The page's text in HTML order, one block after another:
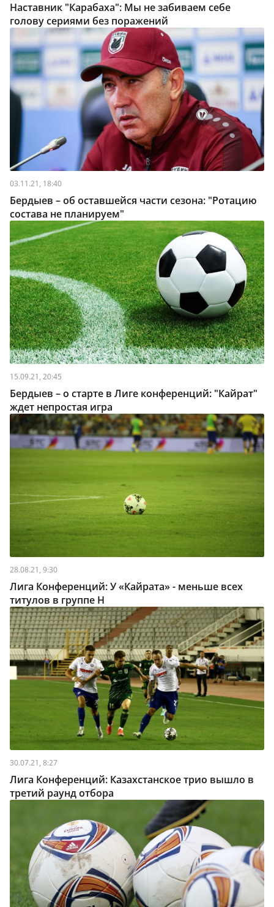
Наставник "Карабаха": Мы не забиваем себе
голову сериями без поражений
03.11.21, 18:40
Бердыев – об оставшейся части сезона: "Ротацию
состава не планируем"
15.09.21, 20:45
Бердыев – о старте в Лиге конференций: "Кайрат"
ждет непростая игра
28.08.21, 9:30
Лига Конференций: У «Кайрата» - меньше всех
титулов в группе H
30.07.21, 8:27
Лига Конференций: Казахстанское трио вышло в
третий раунд отбора